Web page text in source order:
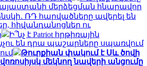
մերձեցման հնարավոր
ՌԴ հարվածները ավերել են
հիվանդանոցներ ու
Ի՞նչ է Patriot հրթիռային
են դրա պաշարները սպառվում
Թուրքիան փակում է Սև ծովի
մեկնող նավերի անցումը